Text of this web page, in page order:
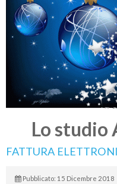
Lo studio
FATTURA
Pubblicato: 15 Dicembre 2018